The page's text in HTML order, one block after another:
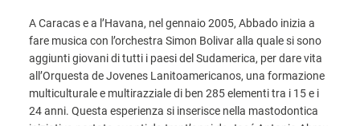
A Caracas e a l’Havana, nel gennaio 2005, Abbado inizia a
fare musica con l’orchestra Simon Bolivar alla quale si sono
aggiunti giovani di tutti i paesi del Sudamerica, per dare vita
all’Orquesta de Jovenes Lanitoamericanos, una formazione
multiculturale e multirazziale di ben 285 elementi tra i 15 e i
24 anni. Questa esperienza si inserisce nella mastodontica